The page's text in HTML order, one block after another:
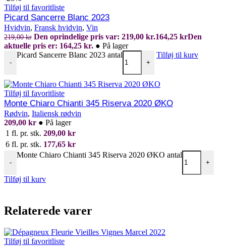
Tilføj til favoritliste
Picard Sancerre Blanc 2023
Hvidvin, Fransk hvidvin, Vin
219,00kr Den oprindelige pris var: 219,00 kr.164,25 krDen
aktuelle pris er: 164,25 kr. ● På lager
-
Picard Sancerre Blanc 2023 antal
+
Tilføj til kurv
Tilføj til favoritliste
Monte Chiaro Chianti 345 Riserva 2020 ØKO
Rødvin, Italiensk rødvin
209,00 kr ● På lager
1 fl. pr. stk. 209,00 kr
6 fl. pr. stk. 177,65 kr
-
Monte Chiaro Chianti 345 Riserva 2020 ØKO antal
+
Tilføj til kurv
Relaterede varer
Tilføj til favoritliste